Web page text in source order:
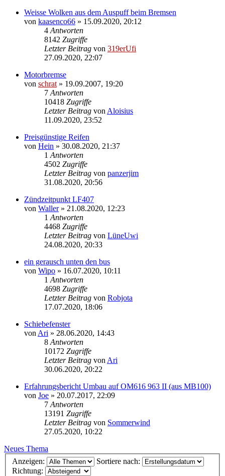
Weisse Wolken aus dem Auspuff beim Bremsen
von kaasenco66 » 15.09.2020, 20:12
4 Antworten
8142 Zugriffe
Letzter Beitrag von 319erUfi
27.09.2020, 22:07
Motorbremse
von schrat » 19.09.2007, 19:20
7 Antworten
10418 Zugriffe
Letzter Beitrag von Aloisius
11.09.2020, 23:52
Preisgünstige Reifen
von Hein » 30.08.2020, 21:37
1 Antworten
4502 Zugriffe
Letzter Beitrag von panzerjim
31.08.2020, 20:56
Zündzeitpunkt LF407
von Waller» 21.08.2020, 12:23
1 Antworten
4468 Zugriffe
Letzter Beitrag von LüneUwi
24.08.2020, 20:33
ein gerausch unten den bus
von Wipo » 16.07.2020, 10:11
1 Antworten
4698 Zugriffe
Letzter Beitrag von Robjota
17.07.2020, 18:06
Schiebefenster
von Ari » 28.06.2020, 14:43
8 Antworten
10172 Zugriffe
Letzter Beitrag von Ari
30.06.2020, 20:22
Erfahrungsbericht Umbau auf OM616 963 II (aus MB100)
von Joe » 20.07.2017, 22:09
7 Antworten
13191 Zugriffe
Letzter Beitrag von Sommerwind
27.05.2020, 10:22
Neues Thema
Anzeigen:
Sortiere nach:
Richtung: